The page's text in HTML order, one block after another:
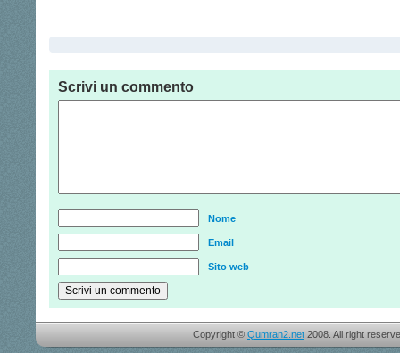
Scrivi un commento
Nome
Email
Sito web
Copyright © Qumran2.net 2008. All right